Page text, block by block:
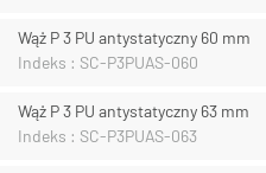
Wąż P 3 PU antystatyczny 60 mm
Indeks : SC-P3PUAS-060
Wąż P 3 PU antystatyczny 63 mm
Indeks : SC-P3PUAS-063